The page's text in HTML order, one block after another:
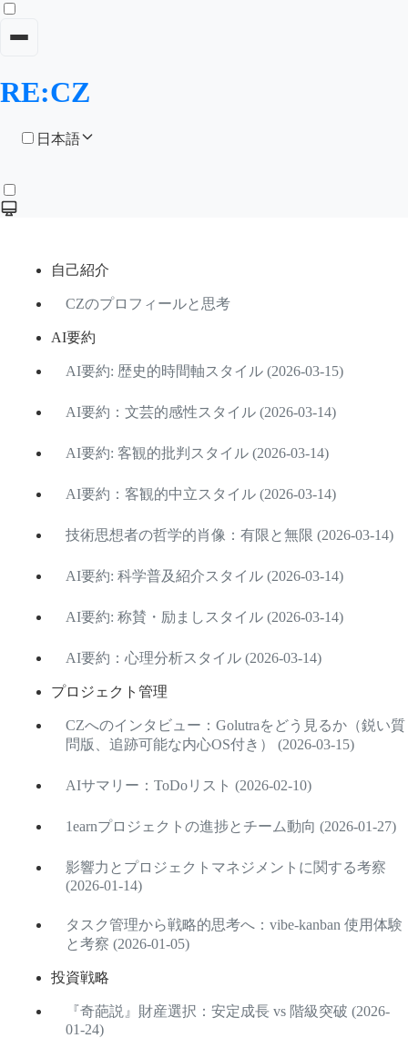
RE:CZ
日本語
自己紹介
CZのプロフィールと思考
AI要約
AI要約: 歴史的時間軸スタイル (2026-03-15)
AI要約：文芸的感性スタイル (2026-03-14)
AI要約: 客観的批判スタイル (2026-03-14)
AI要約：客観的中立スタイル (2026-03-14)
技術思想者の哲学的肖像：有限と無限 (2026-03-14)
AI要約: 科学普及紹介スタイル (2026-03-14)
AI要約: 称賛・励ましスタイル (2026-03-14)
AI要約：心理分析スタイル (2026-03-14)
プロジェクト管理
CZへのインタビュー：Golutraをどう見るか（鋭い質
問版、追跡可能な内心OS付き） (2026-03-15)
AIサマリー：ToDoリスト (2026-02-10)
1earnプロジェクトの進捗とチーム動向 (2026-01-27)
影響力とプロジェクトマネジメントに関する考察
(2026-01-14)
タスク管理から戦略的思考へ：vibe-kanban 使用体験
と考察 (2026-01-05)
投資戦略
『奇葩説』財産選択：安定成長 vs 階級突破 (2026-
01-24)